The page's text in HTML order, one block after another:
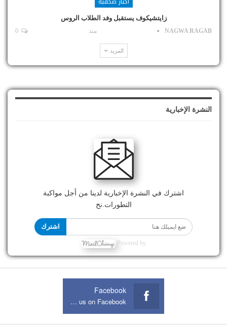
زايتشيكوف يستقبل وفد الطلاب الروس
NAGWA RAGAB منذ
المزيد
النشرة الإخبارية
اشترك في النشرة الإخبارية لدينا من أجل مواكبة
التطورات.نخ
اشترك
Powered by
Facebook
Join us on Facebook